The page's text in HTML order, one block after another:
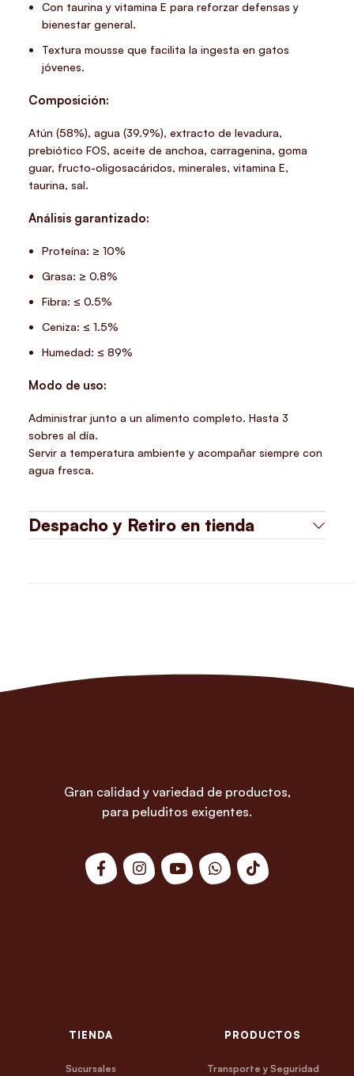
Con taurina y vitamina E para reforzar defensas y
bienestar general.
Textura mousse que facilita la ingesta en gatos
jóvenes.
Composición:
Atún (58%), agua (39.9%), extracto de levadura,
prebiótico FOS, aceite de anchoa, carragenina, goma
guar, fructo-oligosacáridos, minerales, vitamina E,
taurina, sal.
Análisis garantizado:
Proteína: ≥ 10%
Grasa: ≥ 0.8%
Fibra: ≤ 0.5%
Ceniza: ≤ 1.5%
Humedad: ≤ 89%
Modo de uso:
Administrar junto a un alimento completo. Hasta3
sobres al día.
Servir a temperatura ambiente y acompañar siempre con
agua fresca.
Despacho y Retiro en tienda
Gran calidad y variedad de productos,
para peluditos exigentes.
TIENDA
Sucursales
PRODUCTOS
Transporte y Seguridad